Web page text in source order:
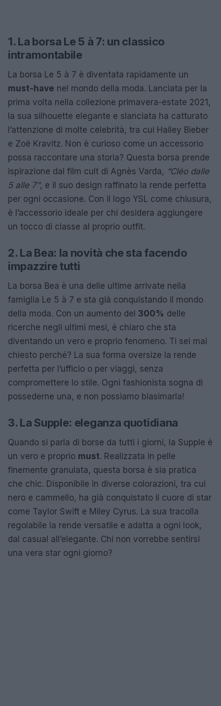
1. La borsa Le 5 à 7: un classico
intramontabile
La borsa Le 5 à 7 è diventata rapidamente un
must-have nel mondo della moda. Lanciata per la
prima volta nella collezione primavera-estate 2021,
la sua silhouette elegante e slanciata ha catturato
l’attenzione di molte celebrità, tra cui Hailey Bieber
e Zoë Kravitz. Non è curioso come un accessorio
possa raccontare una storia? Questa borsa prende
ispirazione dal film cult di Agnès Varda, “Cléo dalle
5 alle 7”, e il suo design raffinato la rende perfetta
per ogni occasione. Con il logo YSL come chiusura,
è l’accessorio ideale per chi desidera aggiungere
un tocco di classe al proprio outfit.
2. La Bea: la novità che sta facendo
impazzire tutti
La borsa Bea è una delle ultime arrivate nella
famiglia Le 5 à 7 e sta già conquistando il mondo
della moda. Con un aumento del 300% delle
ricerche negli ultimi mesi, è chiaro che sta
diventando un vero e proprio fenomeno. Ti sei mai
chiesto perché? La sua forma oversize la rende
perfetta per l’ufficio o per viaggi, senza
compromettere lo stile. Ogni fashionista sogna di
possederne una, e non possiamo biasimarla!
3. La Supple: eleganza quotidiana
Quando si parla di borse da tutti i giorni, la Supple è
un vero e proprio must. Realizzata in pelle
finemente granulata, questa borsa è sia pratica
che chic. Disponibile in diverse colorazioni, tra cui
nero e cammello, ha già conquistato il cuore di star
come Taylor Swift e Miley Cyrus. La sua tracolla
regolabile la rende versatile e adatta a ogni look,
dal casual all’elegante. Chi non vorrebbe sentirsi
una vera star ogni giorno?